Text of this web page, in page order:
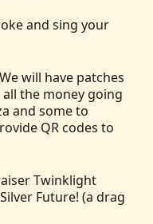
and sing your
will have patches
the money going
and some to
QR codes to
Twinklight
Future! (a drag